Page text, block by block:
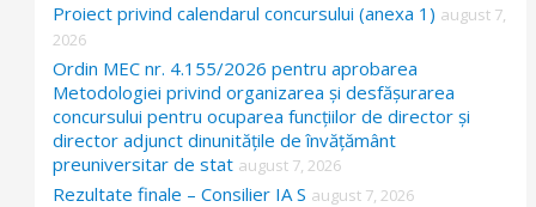
o
r
:
Proiect privind calendarul concursului (anexa 1) august 7,
2026
Ordin MEC nr. 4.155/2026 pentru aprobarea
Metodologiei privind organizarea și desfășurarea
concursului pentru ocuparea funcțiilor de director și
director adjunct dinunitățile de învățământ
preuniversitar de stat august 7, 2026
Rezultate finale – Consilier IA S august 7, 2026